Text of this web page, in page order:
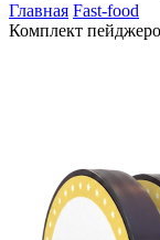
Главная Fast-food
Комплект